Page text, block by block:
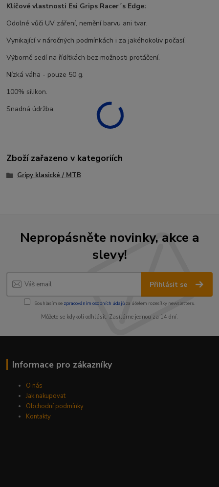
Klíčové vlastnosti Esi Grips Racer´s Edge:
Odolné vůči UV záření, nemění barvu ani tvar.
Vynikající v náročných podmínkách i za jakéhokoliv počasí.
Výborně sedí na řídítkách bez možnosti protáčení.
Nízká váha - pouze 50 g.
100% silikon.
Snadná údržba.
Zboží zařazeno v kategoriích
Gripy klasické / MTB
Nepropásněte novinky, akce a
slevy!
Přihlásit se
Souhlasím se zpracováním osobních údajůza účelem rozesílky newsletteru.
Můžete se kdykoli odhlásit. Zasíláme jednou za 14 dní.
Informace pro zákazníky
O nás
Jak nakupovat
Obchodní podmínky
Kontakty